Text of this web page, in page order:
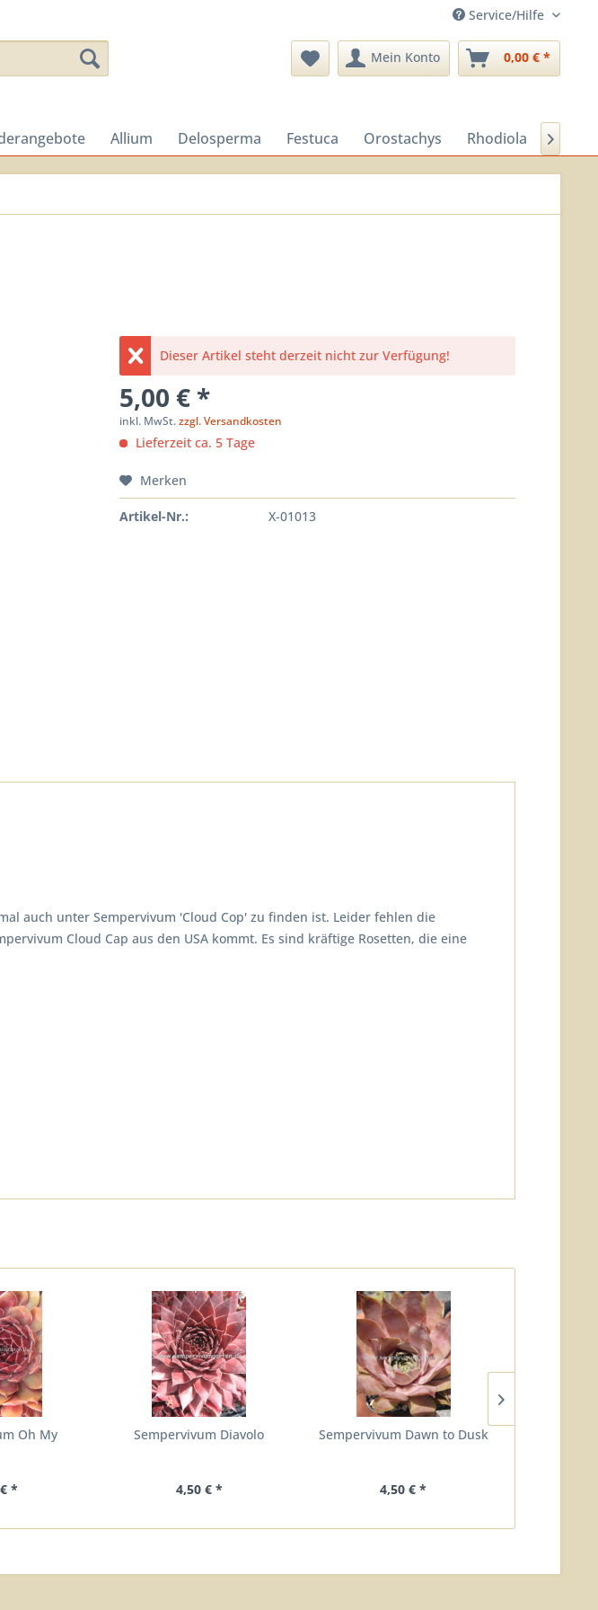
Service/Hilfe
Mein Konto 0,00 € *
Allium Delosperma Festuca Orostachys Rhodiola 
Dieser Artikel steht derzeit nicht zur Verfügung!
5,00 € *
inkl. MwSt.zzgl. Versandkosten
Lieferzeit ca. 5 Tage
Merken
Artikel-Nr.: X-01013
auch unter Sempervivum 'Cloud Cop' zu finden ist. Leider fehlen die
Cloud Cap aus den USA kommt. Es sind kräftige Rosetten, die eine
Oh My
*
Sempervivum Diavolo
4,50 € *
Sempervivum Dawn to Dusk
4,50 € *